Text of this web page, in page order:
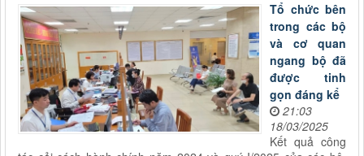
Tổ chức bên
trong các bộ
và cơ quan
ngang bộ đã
được tinh
gọn đáng kể
21:03
18/03/2025
Kết quả công